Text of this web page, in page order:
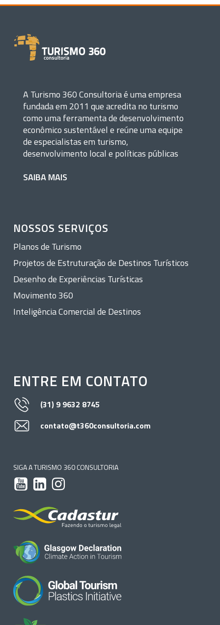
A Turismo 360 Consultoria é uma empresa
fundada em 2011 que acredita no turismo
como uma ferramenta de desenvolvimento
econômico sustentável e reúne uma equipe
de especialistas em turismo,
desenvolvimento local e políticas públicas
SAIBA MAIS
NOSSOS SERVIÇOS
Planos de Turismo
Projetos de Estruturação de Destinos Turísticos
Desenho de Experiências Turísticas
Movimento 360
Inteligência Comercial de Destinos
ENTRE EM CONTATO
(31) 9 9632 8745
contato@t360consultoria.com
SIGA A TURISMO 360 CONSULTORIA